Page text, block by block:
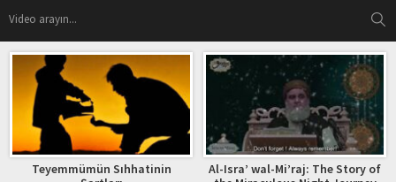
Sıhhatinin
Al-Isra’ wal-Mi’raj: The Story of